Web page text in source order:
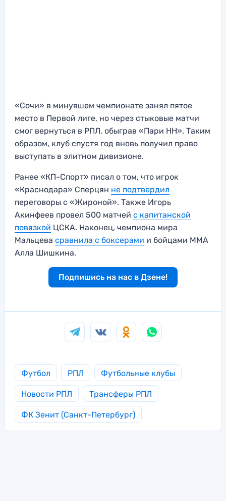
«Сочи» в минувшем чемпионате занял пятое
место в Первой лиге, но через стыковые матчи
смог вернуться в РПЛ, обыграв «Пари НН». Таким
образом, клуб спустя год вновь получил право
выступать в элитном дивизионе.
Ранее «КП-Спорт» писал о том, что игрок
«Краснодара» Сперцян не подтвердил
переговоры с «Жироной». Также Игорь
Акинфеев провел 500 матчей с капитанской
повязкой ЦСКА. Наконец, чемпиона мира
Мальцева сравнила с боксерами и бойцами ММА
Алла Шишкина.
Подпишись на нас в Дзене!
Футбол РПЛ Футбольные клубы
Новости РПЛ Трансферы РПЛ
ФК Зенит (Санкт-Петербург)